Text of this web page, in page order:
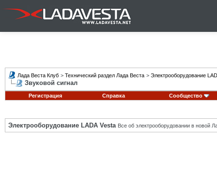
Лада Веста Клуб > Технический раздел Лада Веста > Электрооборудование
Звуковой сигнал
Регистрация Справка Сообщество
Электрооборудование LADA Vesta Все об электрооборудовании в новой